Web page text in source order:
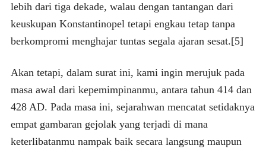
lebih dari tiga dekade, walau dengan tantangan dari
keuskupan Konstantinopel tetapi engkau tetap tanpa
berkompromi menghajar tuntas segala ajaran sesat.[5]
Akan tetapi, dalam surat ini, kami ingin merujuk pada
masa awal dari kepemimpinanmu, antara tahun 414 dan
428 AD. Pada masa ini, sejarahwan mencatat setidaknya
empat gambaran gejolak yang terjadi di mana
keterlibatanmu nampak baik secara langsung maupun